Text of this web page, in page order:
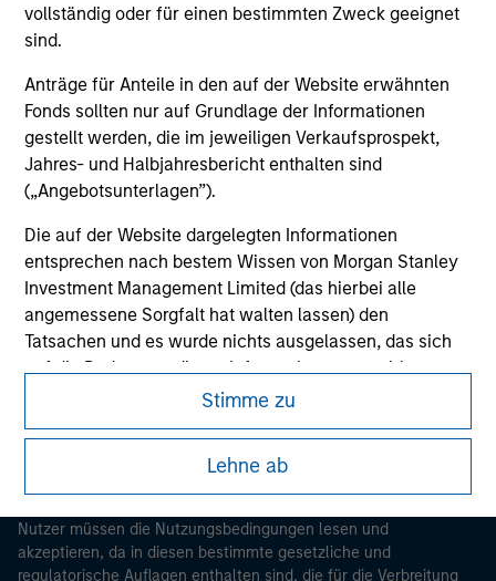
vollständig oder für einen bestimmten Zweck geeignet
sind.
Anträge für Anteile in den auf der Website erwähnten
Fonds sollten nur auf Grundlage der Informationen
gestellt werden, die im jeweiligen Verkaufsprospekt,
Jahres- und Halbjahresbericht enthalten sind
(„Angebotsunterlagen”).
Die auf der Website dargelegten Informationen
entsprechen nach bestem Wissen von Morgan Stanley
Investment Management Limited (das hierbei alle
angemessene Sorgfalt hat walten lassen) den
Tatsachen und es wurde nichts ausgelassen, das sich
auf die Bedeutung dieser Informationen auswirken
könnte. Morgan Stanley Investment Management und
oder Auslassungen durch Dritte.
Um die Nutzung von Anlagefonds für Geldwäsche zu
verhindern, gelten für im Finanzsektor tätige Personen
besondere Verpflichtungen. Vor diesem Hintergrund ist
Stimme zu
Lehne ab
Morgan Stanley
Morgan Stanley Careers
Nutzer müssen die Nutzungsbedingungen lesen und
akzeptieren, da in diesen bestimmte gesetzliche und
regulatorische Auflagen enthalten sind, die für die Verbreitung